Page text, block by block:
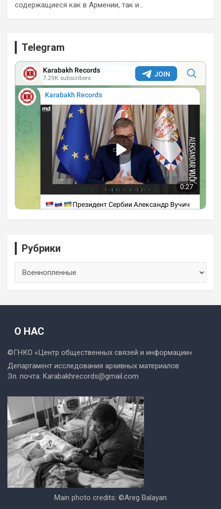
содержащиеся как в Армении, так и…
Telegram
Рубрики
О НАС
©ГНКО «Центр общественных связей и информации«
Департамент исследования архивных материалов
Эл. почта: Karabakhrecords@gmail.com
Main photo credits: ©Areg Balayan